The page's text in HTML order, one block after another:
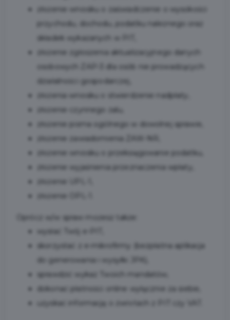
złożenie wniosku o zaświadczenie o wysokości
przychodu, dochodu, podatku należnego oraz
składek wykazanych w PIT,
złożenie zgłoszenia aktualizacyjnego danych
osobowych ZAP-3 dla osób nie prowadzących
działalności gospodarczej,
złożenia wniosku o stwierdzenie nadpłaty,
złożenie czynnego żalu,
złożenie pisma ogólnego w dowolnej sprawie,
złożenie zawiadomienia ZAW-NR,
złożenie wniosku o przeksięgowanie podatku,
złożenie wyjaśnienia przeznaczenia wpłaty,
złożenie UPL-1,
złożenie OPL-1.
Oprócz w/w spraw możesz także:
wysłać Twój e-PIT,
skorzystać z e-mikrofirmy (bezpłatna aplikacja
do generowania i wysyłki JPK),
sprawdzić wykaz Twoich mandatów,
dokonać płatności online wyłącznie za siebie,
uzyskać informację o zwrotach z PIT czy VAT.